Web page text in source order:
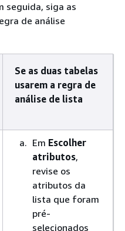
seguida, siga as
de análise
Se as duas tabelas
usarem a regra de
análise de lista
Em Escolher
atributos,
revise os
atributos da
lista que foram
pré-
selecionados